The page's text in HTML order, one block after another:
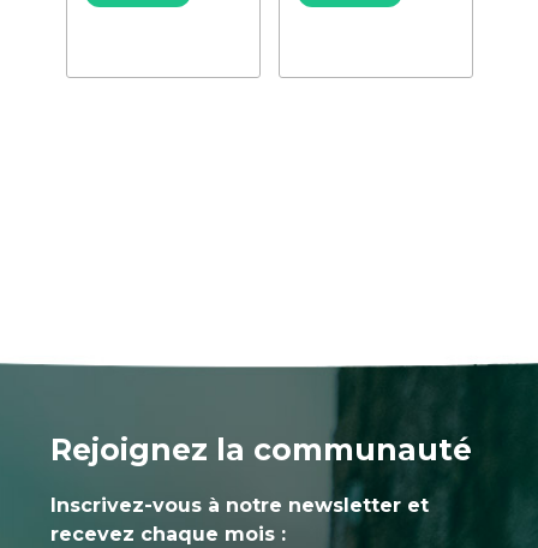
Rejoignez la communauté
Inscrivez-vous à notre newsletter et
recevez chaque mois :